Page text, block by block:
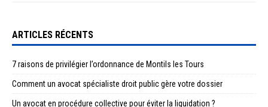
ARTICLES RÉCENTS
7 raisons de privilégier l’ordonnance de Montils les Tours
Comment un avocat spécialiste droit public gère votre dossier
Un avocat en procédure collective pour éviter la liquidation ?